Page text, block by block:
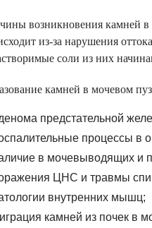
возникновения камней в
из-за нарушения
соли из них
камней в мочевом
предстательной
процессы в
в мочевыводящих и
ЦНС и травмы
внутренних мышц;
камней из почек в